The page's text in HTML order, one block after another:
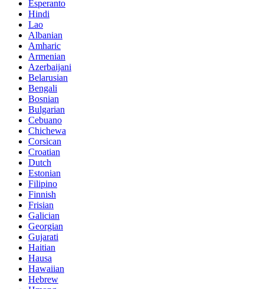
Esperanto
Hindi
Lao
Albanian
Amharic
Armenian
Azerbaijani
Belarusian
Bengali
Bosnian
Bulgarian
Cebuano
Chichewa
Corsican
Croatian
Dutch
Estonian
Filipino
Finnish
Frisian
Galician
Georgian
Gujarati
Haitian
Hausa
Hawaiian
Hebrew